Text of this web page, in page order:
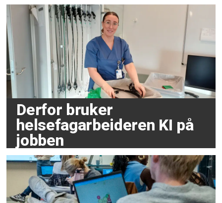
Derfor bruker
helsefagarbeideren KI på
jobben